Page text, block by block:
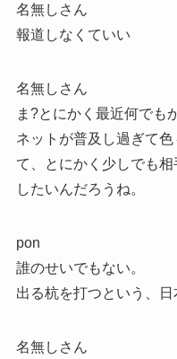
名無しさん
報道しなくていい
名無しさん
ま?とにかく最近何でも
ネットが普及し過ぎて
て、とにかく少しでも
したいんだろうね。
pon
誰のせいでもない。
出る杭を打つという、日
名無しさん